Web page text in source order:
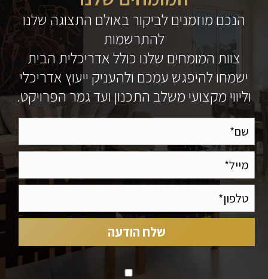
הנכם מוזמנים לביקור באולם התצוגה שלנו
להתרשמות
צוות המומחים שלנו כולל אדריכלית הבית
ישמחו להיפגש עמכם ולהעניק ייעוץ אדריכלי
וליווי מקצועי משלב התכנון ועד גמר הפרויקט.